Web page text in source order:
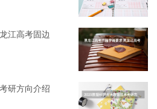
江高考固边
研方向介绍